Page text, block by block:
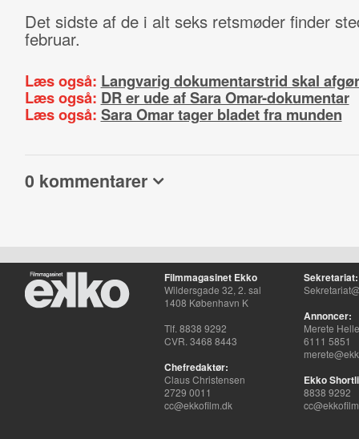
Det sidste af de i alt seks retsmøder finder
februar.
Læs også: Langvarig dokumentarstrid skal
Læs også: DR er ude af Sara Omar-dokumentar
Læs også: Sara Omar tager bladet fra munden
0 kommentarer
Filmmagasinet Ekko
Wildersgade 32, 2. sal
1408 København K
Tlf. 8838 9292
CVR. 3468 8443
Chefredaktør:
Claus Christensen
2729 0011
cc@ekkofilm.dk
Sekretariat:
Annoncer:
Merete
6111 5851
Ekko
8838 9292